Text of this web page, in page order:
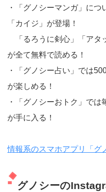
・「グノシーマンガ」につ
「カイジ」が登場！
「るろうに剣心」「アタ
が全て無料で読める！
・「グノシー占い」では
が楽しめる！
・「グノシーおトク」で
が手に入る！
情報系のスマホアプリ「グ
グノシーの